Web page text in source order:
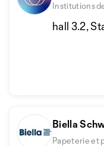
Institutions
hall 3.2,
Biella
Papeterie et